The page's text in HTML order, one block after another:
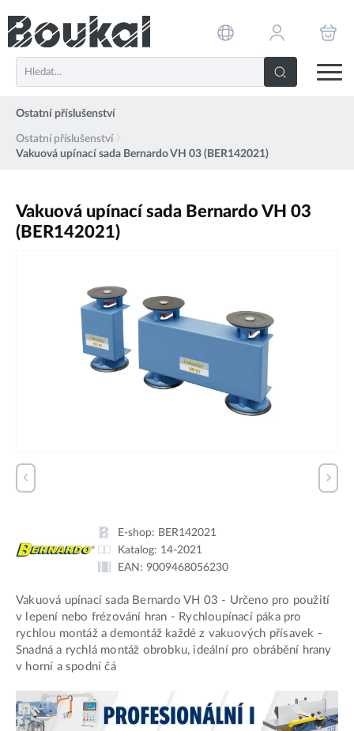
Ostatní příslušenství
Ostatní příslušenství
Vakuová upínací sada Bernardo VH 03 (BER142021)
Vakuová upínací sada Bernardo VH 03
(BER142021)
E-shop: BER142021
Katalog: 14-2021
EAN: 9009468056230
Vakuová upínací sada Bernardo VH 03 - Určeno pro použití
v lepení nebo frézování hran - Rychloupínací páka pro
rychlou montáž a demontáž každé z vakuových přísavek -
Snadná a rychlá montáž obrobku, ideální pro obrábění hrany
v horní a spodní čá